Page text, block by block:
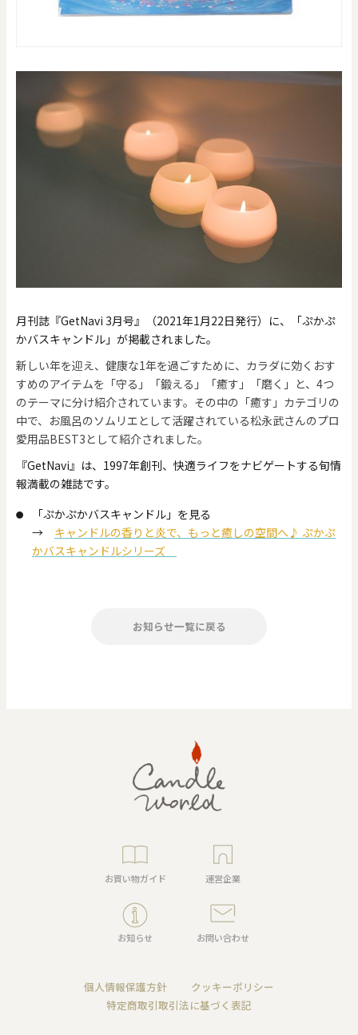
月刊誌『GetNavi 3月号』（2021年1月22日発行）に、「ぷかぷ
かバスキャンドル」が掲載されました。
新しい年を迎え、健康な1年を過ごすために、カラダに効くおす
すめのアイテムを「守る」「鍛える」「癒す」「磨く」と、4つ
のテーマに分け紹介されています。その中の「癒す」カテゴリの
中で、お風呂のソムリエとして活躍されている松永武さんのプロ
愛用品BEST3として紹介されました。
『GetNavi』は、1997年創刊、快適ライフをナビゲートする旬情
報満載の雑誌です。
「ぷかぷかバスキャンドル」を見る
→ キャンドルの香りと炎で、もっと癒しの空間へ♪ ぷかぷ
かバスキャンドルシリーズ
お知らせ一覧に戻る
お買い物ガイド 運営企業
お知らせ お問い合わせ
個人情報保護方針
クッキーポリシー
特定商取引取引法に基づく表記